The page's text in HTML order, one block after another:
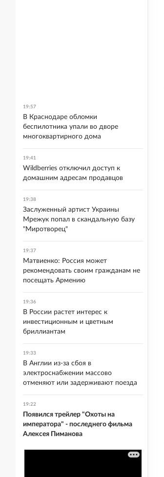
19:57
В Краснодаре обломки
беспилотника упали во дворе
многоквартирного дома
19:41
Wildberries отключил доступ к
домашним адресам продавцов
19:38
Заслуженный артист Украины
Мрежук попал в скандальную базу
"Миротворец"
19:37
Матвиенко: Россия может
рекомендовать своим гражданам не
посещать Армению
19:36
В России растет интерес к
инвестиционным и цветным
бриллиантам
19:33
В Англии из-за сбоя в
электроснабжении массово
отменяют или задерживают поезда
19:22
Появился трейлер "Охоты на
императора" - последнего фильма
Алексея Пиманова